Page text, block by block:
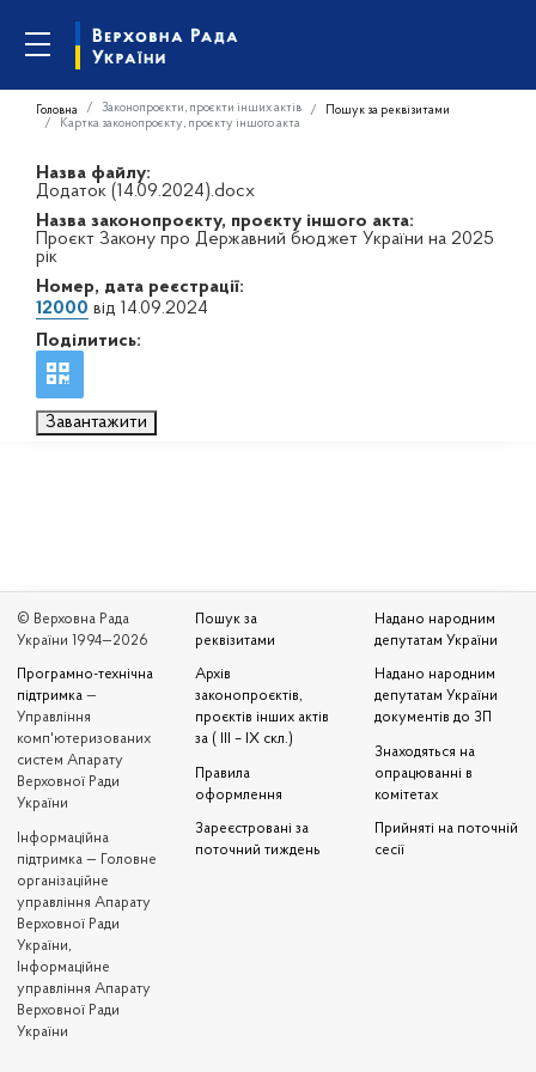
Головна Законопроєкти, проєкти інших актів
Пошук за реквізитами
Картка законопроєкту, проєкту іншого акта
Назва файлу:
Додаток (14.09.2024).docx
Назва законопроєкту, проєкту іншого акта:
Проєкт Закону про Державний бюджет України на 2025
рік
Номер, дата реєстрації:
12000 від 14.09.2024
Поділитись:
Завантажити
© Верховна Рада
України 1994—2026
Програмно-технічна
підтримка —
Управління
комп'ютеризованих
систем Апарату
Верховної Ради
України
Iнформаційна
підтримка — Головне
організаційне
управління Апарату
Верховної Ради
України,
Інформаційне
управління Апарату
Верховної Ради
України
Пошук за
реквізитами
Архів
законопроєктів,
проєктів інших актів
за ( III – IX скл.)
Правила
оформлення
Зареєстровані за
поточний тиждень
Надано народним
депутатам України
Надано народним
депутатам України
документів до ЗП
Знаходяться на
опрацюванні в
комітетах
Прийняті на поточній
сесії